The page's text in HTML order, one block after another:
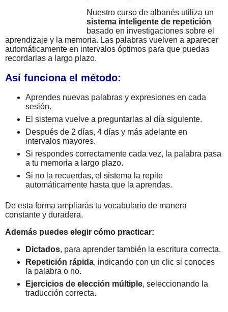
Nuestro curso de albanés utiliza un
sistema inteligente de repetición
basado en investigaciones sobre el
aprendizaje y la memoria. Las palabras vuelven a aparecer
automáticamente en intervalos óptimos para que puedas
recordarlas a largo plazo.
Así funciona el método:
Aprendes nuevas palabras y expresiones en cada
sesión.
El sistema vuelve a preguntarlas al día siguiente.
Después de 2 días, 4 días y más adelante en
intervalos mayores.
Si respondes correctamente cada vez, la palabra pasa
a tu memoria a largo plazo.
Si no la recuerdas, el sistema la repite
automáticamente hasta que la aprendas.
De esta forma ampliarás tu vocabulario de manera
constante y duradera.
Además puedes elegir cómo practicar:
Dictados, para aprender también la escritura correcta.
Repetición rápida, indicando con un clic si conoces
la palabra o no.
Ejercicios de elección múltiple, seleccionando la
traducción correcta.